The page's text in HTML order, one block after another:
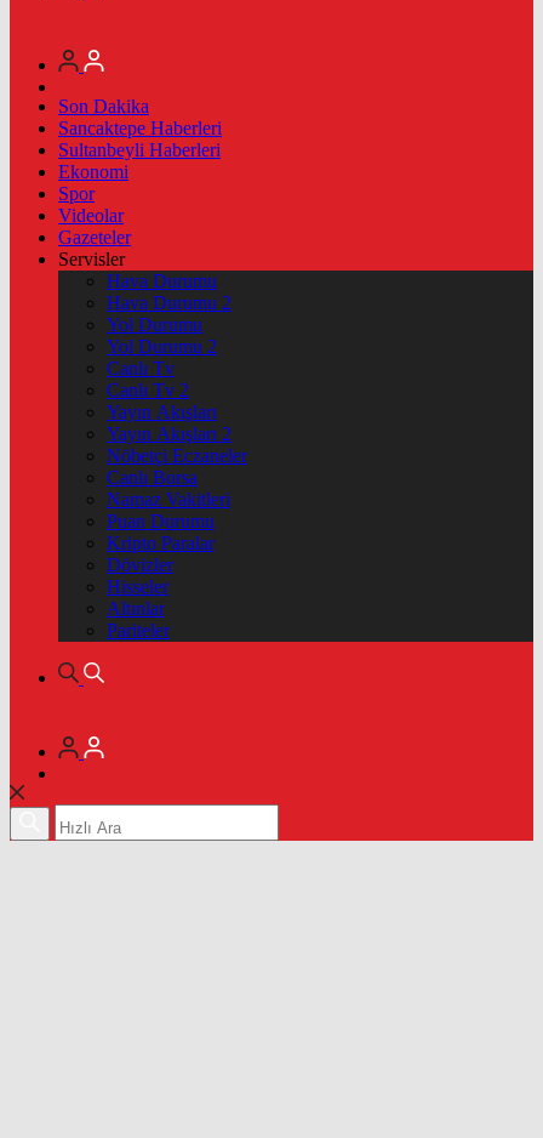
Son Dakika
Sancaktepe Haberleri
Sultanbeyli Haberleri
Ekonomi
Spor
Videolar
Gazeteler
Servisler
Hava Durumu
Hava Durumu 2
Yol Durumu
Yol Durumu 2
Canlı Tv
Canlı Tv 2
Yayın Akışları
Yayın Akışları 2
Nöbetçi Eczaneler
Canlı Borsa
Namaz Vakitleri
Puan Durumu
Kripto Paralar
Dövizler
Hisseler
Altınlar
Pariteler